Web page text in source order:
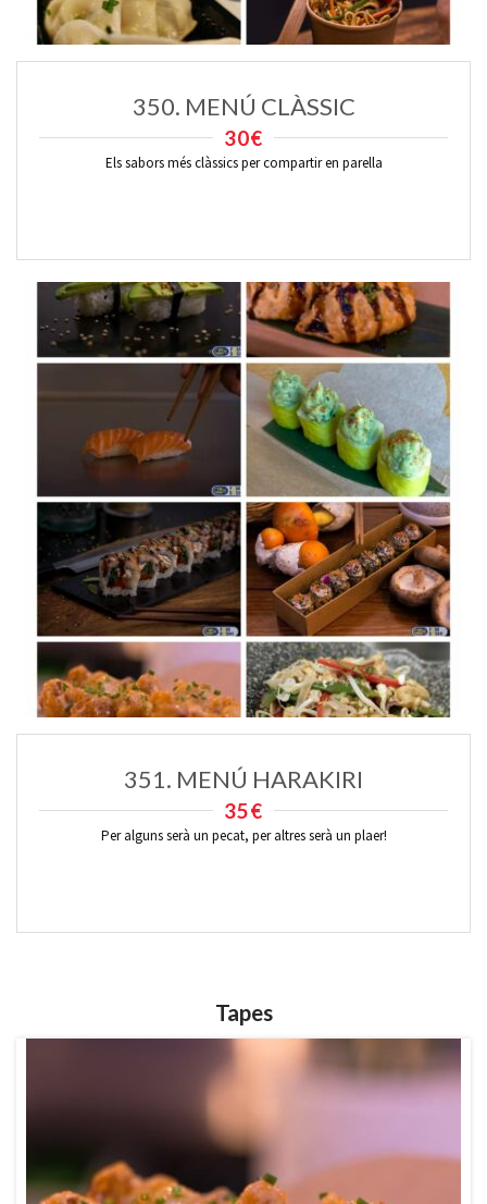
350. MENÚ CLÀSSIC
30€
Els sabors més clàssics per compartir en parella
351. MENÚ HARAKIRI
35€
Per alguns serà un pecat, per altres serà un plaer!
Tapes